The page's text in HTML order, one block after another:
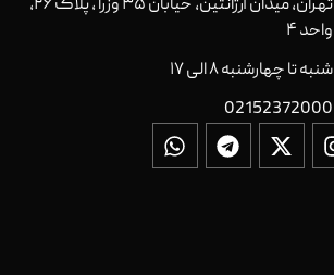
تهران، میدان آرژانتین، خیابان ۳۵ وزرا ، پلاک ۲۶،
واحد ۴
شنبه تا چهارشنبه ۸ الی ۱۷
02152372000